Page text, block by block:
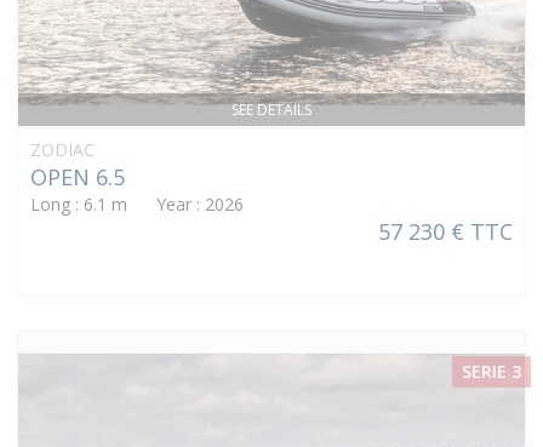
SEE DETAILS
ZODIAC
OPEN 6.5
Long : 6.1 m Year : 2026
57 230 € TTC
SERIE 3